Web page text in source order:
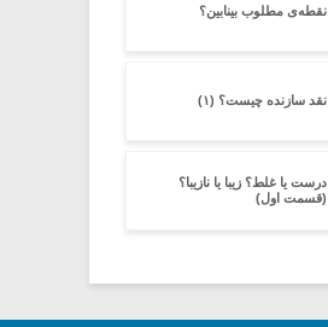
نقطه‌ی مطلوب بینابین؟
نقد سازنده چیست؟ (۱)
درست یا غلط؟ زیبا یا نازیبا؟
(قسمت اول)